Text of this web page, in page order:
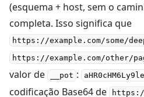
(esquema + host, sem o
completa. Isso significa que
https://example.com/some/
https://example.com/other/
valor de
__pot :
codificação Base64 de